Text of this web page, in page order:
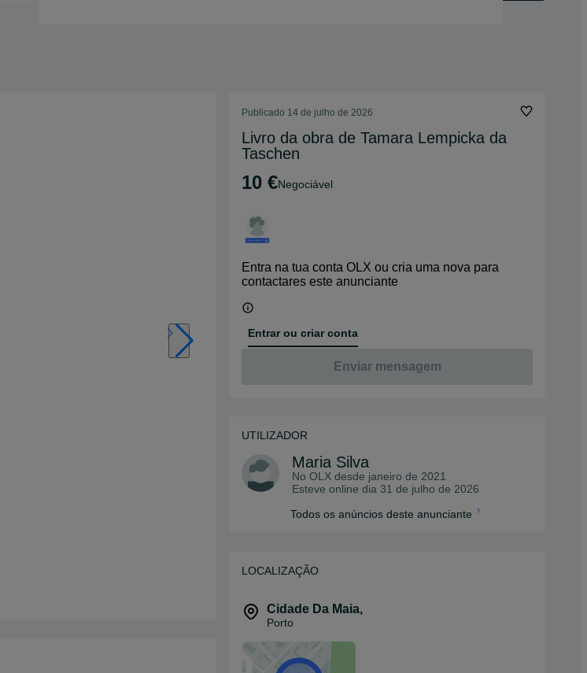
Publicado 14 de julho de 2026
Livro da obra de Tamara Lempicka da
Taschen
10 € Negociável
Entra na tua conta OLX ou cria uma nova para
contactares este anunciante
Entrar ou criar conta
Enviar mensagem
UTILIZADOR
Maria Silva
No OLX desde janeiro de 2021
Esteve online dia 31 de julho de 2026
Todos os anúncios deste anunciante
LOCALIZAÇÃO
Cidade Da Maia,
Porto